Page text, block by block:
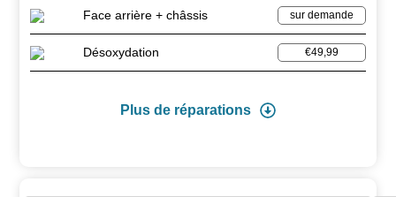
Face arrière + châssis sur demande
Désoxydation €49,99
Plus de réparations